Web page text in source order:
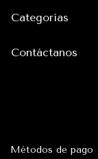
Categorías
Contáctanos
Métodos de pago